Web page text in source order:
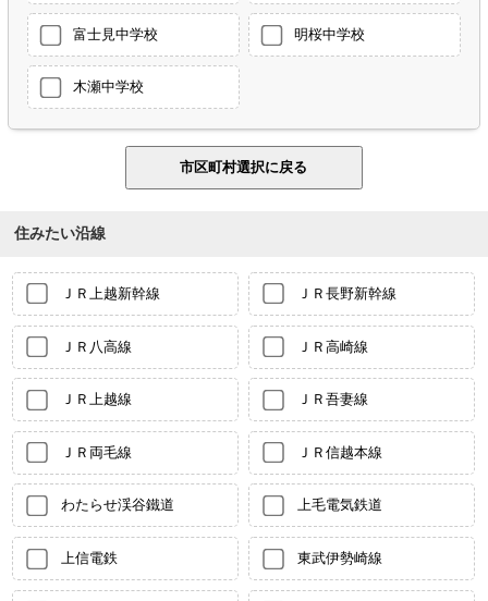
富士見中学校 明桜中学校
木瀬中学校
住みたい沿線
ＪＲ上越新幹線 ＪＲ長野新幹線
ＪＲ八高線 ＪＲ高崎線
ＪＲ上越線 ＪＲ吾妻線
ＪＲ両毛線 ＪＲ信越本線
わたらせ渓谷鐵道 上毛電気鉄道
上信電鉄 東武伊勢崎線